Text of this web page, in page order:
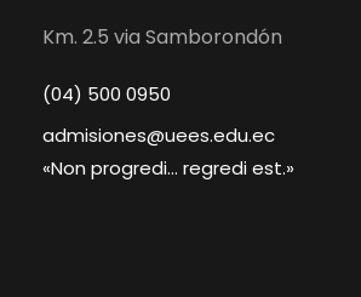
Km. 2.5 via Samborondón
(04) 500 0950
admisiones@uees.edu.ec
«Non progredi... regredi est.»